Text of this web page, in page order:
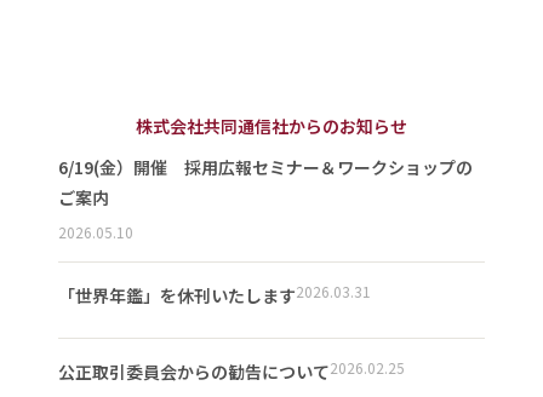
株式会社共同通信社からのお知らせ
6/19(金）開催 採用広報セミナー＆ワークショップの
ご案内
2026.05.10
「世界年鑑」を休刊いたします2026.03.31
公正取引委員会からの勧告について2026.02.25